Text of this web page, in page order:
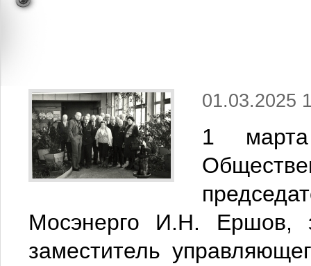
01.03.2025
1
Мосэнерго И.Н. Ершов,
заместитель